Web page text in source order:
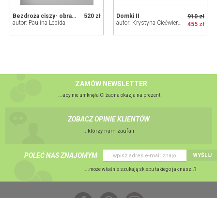
520 zł
Bezdroża ciszy- obraz akrylowy 80/60 cm
autor: Paulina Lebida
910 zł
455 zł
Domki II
autor: Krystyna Ciećwierska
ZAMÓW NEWSLETTER
...aby nie umknęła Ci żadna okazja na prezent !
ZOBACZ OPINIE KLIENTÓW
...którzy nam zaufali
POLEĆ NAS ZNAJOMYM WYŚLIJ
...może właśnie szukają sklepu takiego jak nasz..?